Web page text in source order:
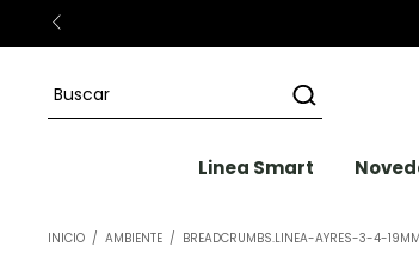
Linea Smart
INICIO / AMBIENTE / BREADCRUMBS.LINEA-AYRES-3-4-19MM